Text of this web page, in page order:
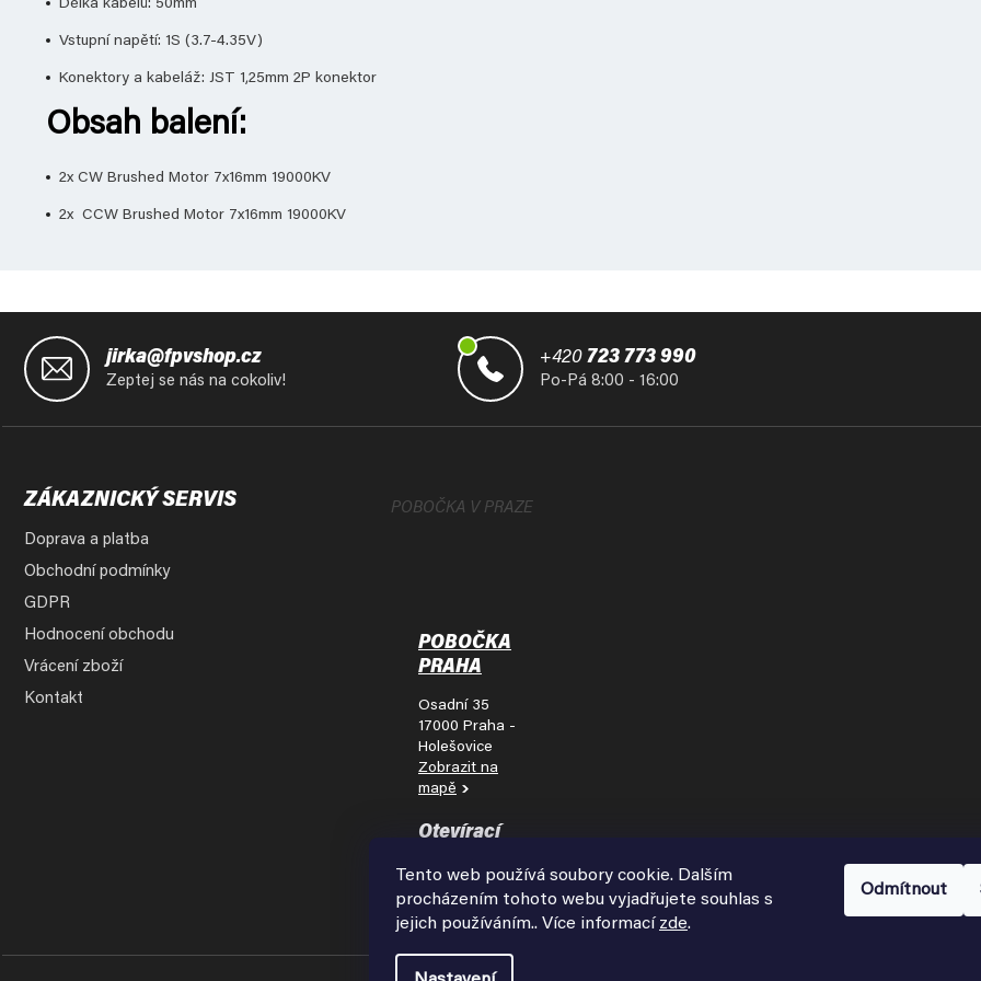
Tento web používá soubory cookie. Dalším
procházením tohoto webu vyjadřujete souhlas s
jejich používáním.. Více informací zde.
Odmítnout
Délka kabelů: 50mm
Vstupní napětí: 1S (3.7-4.35V)
Konektory a kabeláž: JST 1,25mm 2P ​​konektor
Obsah balení:
2x CW Brushed Motor 7x16mm 19000KV
2x CCW Brushed Motor 7x16mm 19000KV
t
jirka@fpvshop.cz
Zeptej se nás na cokoliv!
+420 723 773 990
Po-Pá 8:00 - 16:00
ZÁKAZNICKÝ SERVIS
Doprava a platba
Obchodní podmínky
GDPR
Hodnocení obchodu
Vrácení zboží
Kontakt
POBOČKA V PRAZE
POBOČKA
PRAHA
Osadní 35
17000 Praha -
Holešovice
Zobrazit na
mapě
Otevírací
Pondělí - Pátek
9:00 - 18:00